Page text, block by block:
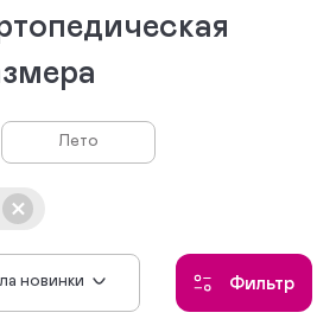
Лето
новинки Фильтр